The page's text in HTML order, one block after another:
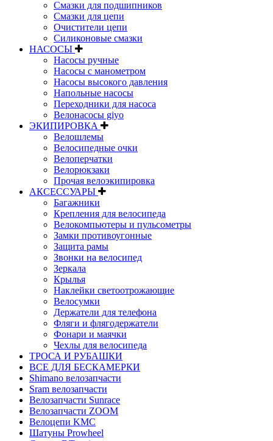
Смазки для подшипников
Смазки для цепи
Очистители цепи
Силиконовые смазки
НАСОСЫ
Насосы ручные
Насосы с манометром
Насосы высокого давления
Напольные насосы
Переходники для насоса
Велонасосы giyo
ЭКИПИРОВКА
Велошлемы
Велосипедные очки
Велоперчатки
Велорюкзаки
Прочая велоэкипировка
АКСЕССУАРЫ
Багажники
Крепления для велосипеда
Велокомпьютеры и пульсометры
Замки противоугонные
Защита рамы
Звонки на велосипед
Зеркала
Крылья
Наклейки светоотрожающие
Велосумки
Держатели для телефона
Фляги и флягодержатели
Фонари и маячки
Чехлы для велосипеда
ТРОСА И РУБАШКИ
ВСЕ ДЛЯ БЕСКАМЕРКИ
Shimano велозапчасти
Sram велозапчасти
Велозапчасти Sunrace
Велозапчасти ZOOM
Велоцепи KMC
Шатуны Prowheel